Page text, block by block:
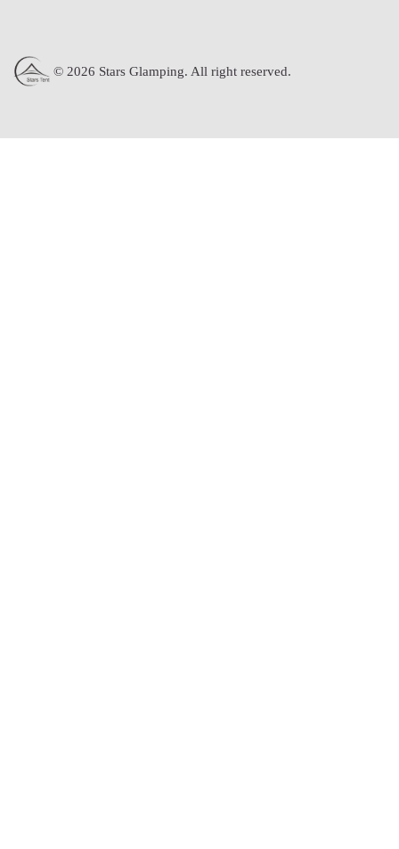
© 2026 Stars Glamping. All right reserved.